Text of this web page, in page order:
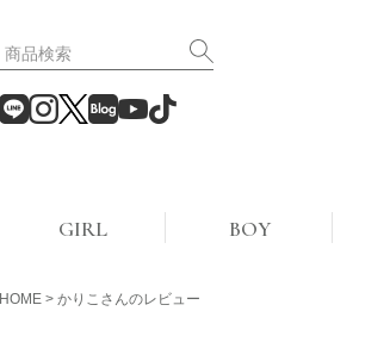
GIRL BOY
HOME かりこさんのレビュー